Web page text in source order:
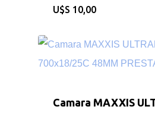
$ 10,00
Camara MAXXIS